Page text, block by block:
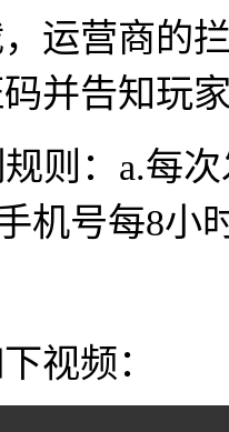
运营商的
并告知玩
则： a.每
机号每8小
视频：